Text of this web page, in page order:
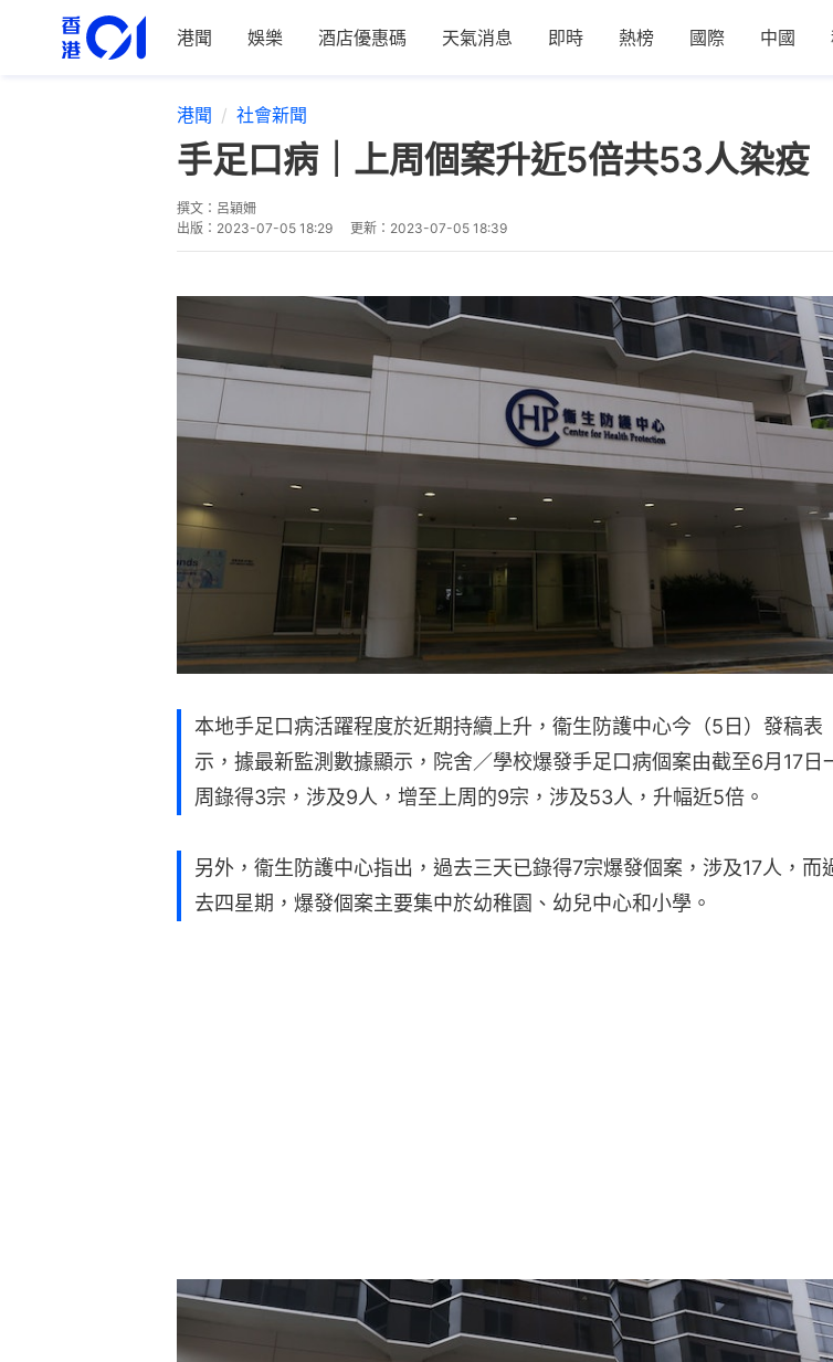
港聞 娛樂 酒店優惠碼 天氣消息 即時 熱榜 國際 中國
港聞 社會新聞
手足口病｜上周個案升近5倍共53人染
撰文： 呂穎姍
出版： 2023-07-05 18:29 更新： 2023-07-05 18:39
本地手足口病活躍程度於近期持續上升，衞生防護中心今（5日）發稿表
示，據最新監測數據顯示，院舍／學校爆發手足口病個案由截至6月17日
周錄得3宗，涉及9人，增至上周的9宗，涉及53人，升幅近5倍。
另外，衞生防護中心指出，過去三天已錄得7宗爆發個案，涉及17人，而
去四星期，爆發個案主要集中於幼稚園、幼兒中心和小學。